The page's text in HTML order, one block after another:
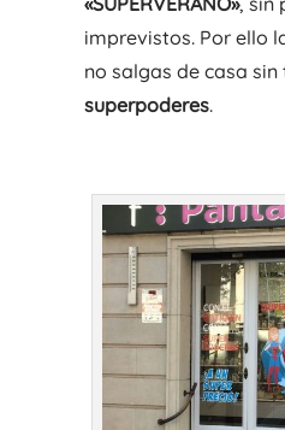
imprevistos. Por ello
no salgas de casa sin
superpoderes.